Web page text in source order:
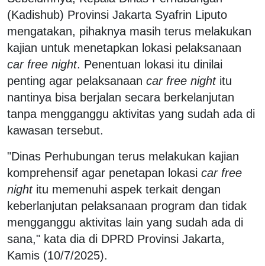
(Kadishub) Provinsi Jakarta Syafrin Liputo
mengatakan, pihaknya masih terus melakukan
kajian untuk menetapkan lokasi pelaksanaan
car free night. Penentuan lokasi itu dinilai
penting agar pelaksanaan car free nightitu
nantinya bisa berjalan secara berkelanjutan
tanpa mengganggu aktivitas yang sudah ada di
kawasan tersebut.
"Dinas Perhubungan terus melakukan kajian
komprehensif agar penetapan lokasi car free
nightitu memenuhi aspek terkait dengan
keberlanjutan pelaksanaan program dan tidak
mengganggu aktivitas lain yang sudah ada di
sana," kata dia di DPRD Provinsi Jakarta,
Kamis (10/7/2025).